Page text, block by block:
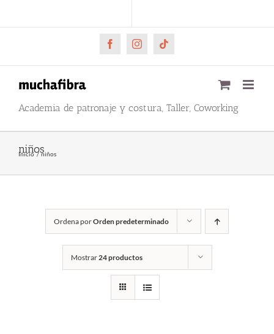
al
FacebookInstagramTiktok
Academia de patronaje y costura, Taller, Coworking
niños
Inicio niños
Ordena porOrden predeterminado
Mostrar24 productos